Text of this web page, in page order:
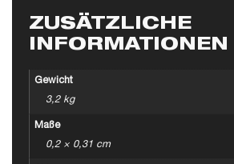
ZUSÄTZLICHE
INFORMATIONEN
Gewicht
3,2 kg
Maße
0,2 × 0,31 cm